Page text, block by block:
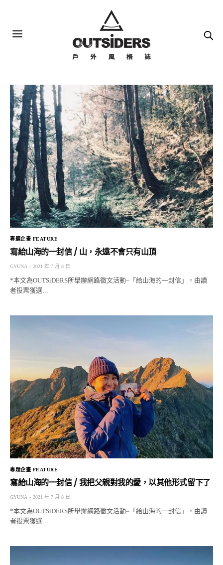
專題企畫 FEATURE
寫給山海的一封信 / 山，永遠不會只有山頂
GYUNA 2021 年 7 月 8 日
*本文為OUTSiDERS所舉辦網路徵文活動–「給山海的一封信」，由讀
者投票獲選…
專題企畫 FEATURE
寫給山海的一封信 / 我把父親對我的愛，以其他形式留下了
GYUNA 2021 年 7 月 8 日
*本文為OUTSiDERS所舉辦網路徵文活動–「給山海的一封信」，由讀
者投票獲選…